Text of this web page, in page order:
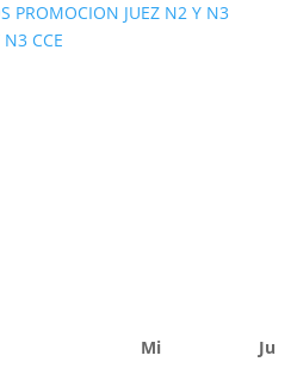
PROMOCION JUEZ N2 Y N3
CCE
Mi Ju